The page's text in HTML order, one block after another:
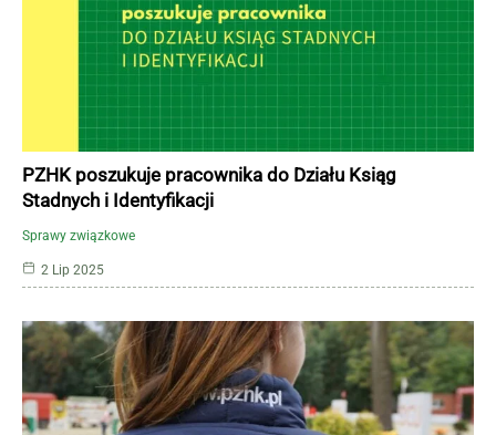
Sprawy związkowe
PZHK poszukuje pracownika do Działu Ksiąg
Stadnych i Identyfikacji
2 Lip 2025